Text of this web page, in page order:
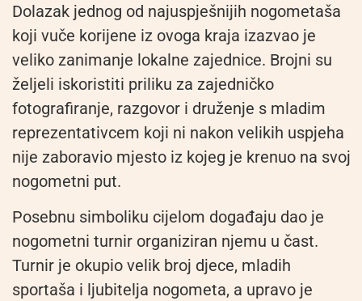
Dolazak jednog od najuspješnijih nogometaša
koji vuče korijene iz ovoga kraja izazvao je
veliko zanimanje lokalne zajednice. Brojni su
željeli iskoristiti priliku za zajedničko
fotografiranje, razgovor i druženje s mladim
reprezentativcem koji ni nakon velikih uspjeha
nije zaboravio mjesto iz kojeg je krenuo na svoj
nogometni put.
Posebnu simboliku cijelom događaju dao je
nogometni turnir organiziran njemu u čast.
Turnir je okupio velik broj djece, mladih
sportaša i ljubitelja nogometa, a upravo je